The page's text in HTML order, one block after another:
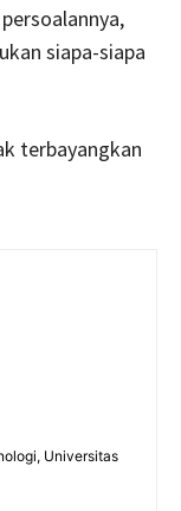
siapa-siapa
terbayangkan
Universitas